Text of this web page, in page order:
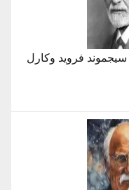
سيجموند فرويد وكارل